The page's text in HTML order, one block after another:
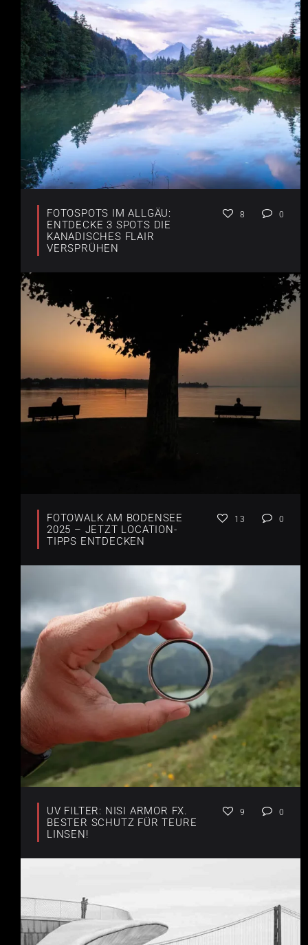
FOTOSPOTS IM ALLGÄU:
ENTDECKE 3 SPOTS DIE
KANADISCHES FLAIR
VERSPRÜHEN
8 0
FOTOWALK AM BODENSEE
2025 – JETZT LOCATION-
TIPPS ENTDECKEN
13 0
UV FILTER: NISI ARMOR FX.
BESTER SCHUTZ FÜR TEURE
LINSEN!
9 0